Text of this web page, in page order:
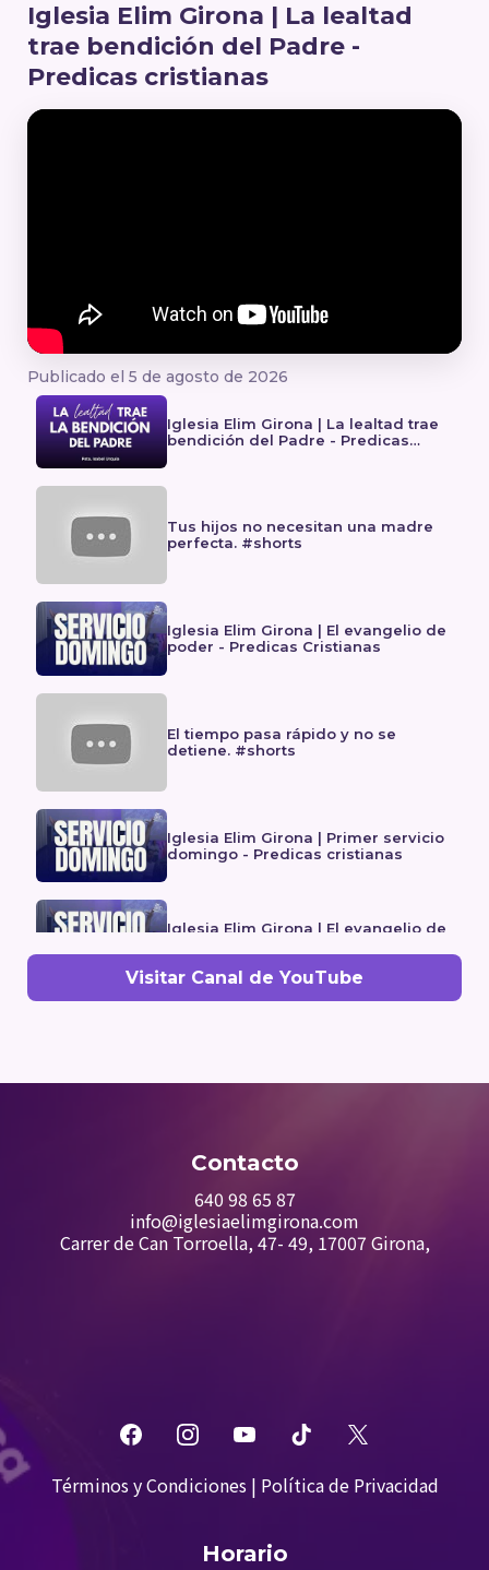
Iglesia Elim Girona | La lealtad
trae bendición del Padre -
Predicas cristianas
Publicado el 5 de agosto de 2026
Iglesia Elim Girona | La lealtad trae
bendición del Padre - Predicas
Tus hijos no necesitan una madre
perfecta. #shorts
Iglesia Elim Girona | El evangelio de
poder - Predicas Cristianas
El tiempo pasa rápido y no se
detiene. #shorts
Iglesia Elim Girona | Primer servicio
domingo - Predicas cristianas
Iglesia Elim Girona | El evangelio de
Visitar Canal de YouTube
Contacto
640 98 65 87
info@iglesiaelimgirona.com
Carrer de Can Torroella, 47- 49, 17007 Girona,
Términos y Condiciones | Política de Privacidad
Horario